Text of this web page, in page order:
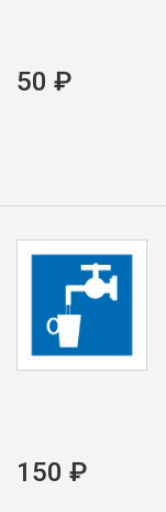
50 ₽
150 ₽